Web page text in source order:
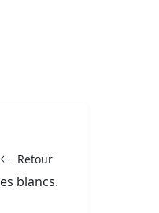
Retour
blancs.